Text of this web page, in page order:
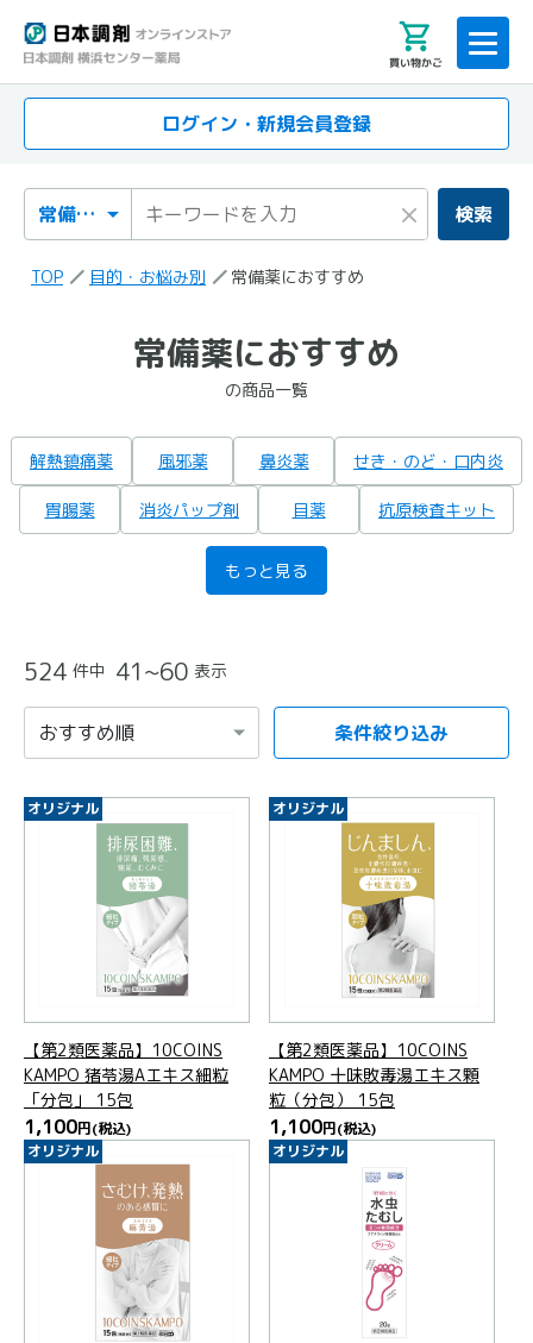
買い物かご
ログイン・新規会員登録
検索カテゴリ
検索キーワード × 検索
TOP 目的・お悩み別 常備薬におすすめ
「常備薬におすすめ」
の商品一覧
常備薬におすすめ
の商品一覧
解熱鎮痛薬 風邪薬 鼻炎薬 せき・のど・口内炎
胃腸薬 消炎パップ剤 目薬 抗原検査キット
もっと見る
524 件中 41~60 表示
項目を選択すると自動的に内容が更新されます。
条件絞り込み
オリジナル
【第2類医薬品】10COINS
KAMPO 猪苓湯Aエキス細粒
「分包」 15包
1,100円(税込)
オリジナル
【第2類医薬品】10COINS
KAMPO 十味敗毒湯エキス顆
粒（分包） 15包
1,100円(税込)
オリジナル
オリジナル